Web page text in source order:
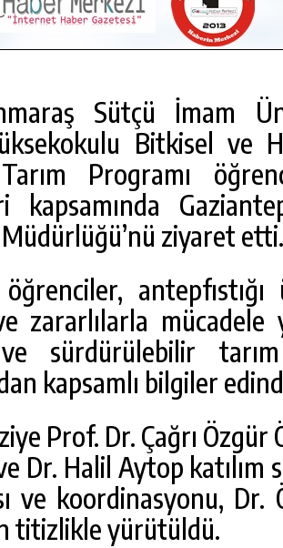
Sütçü İmam
Bitkisel ve
Programı
kapsamında
ziyaret etti.
antepfıstığı
zararlılarla
sürdürülebilir tarım
kapsamlı bilgiler
Prof. Dr. Çağrı Özgür
Dr. Halil Aytop katılım
ve koordinasyonu, Dr.
titizlikle yürütüldü.